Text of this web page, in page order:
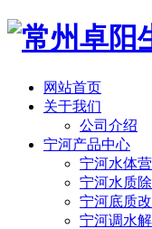
网站首页
关于我们
公司介绍
宁河产品中心
宁河水体
宁河水质
宁河底质
宁河调水